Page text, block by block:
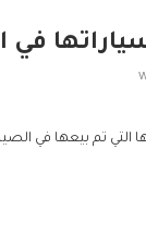
في
تم بيعها في